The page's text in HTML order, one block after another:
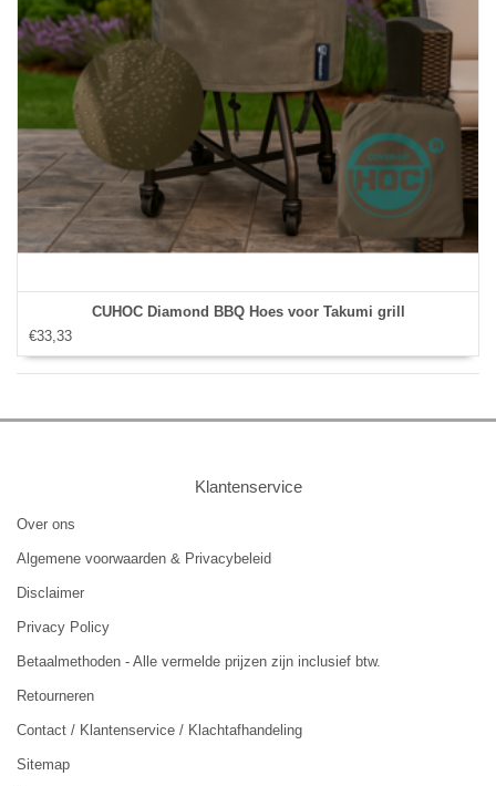
CUHOC Diamond BBQ Hoes voor Takumi grill
€33,33
Klantenservice
Over ons
Algemene voorwaarden & Privacybeleid
Disclaimer
Privacy Policy
Betaalmethoden - Alle vermelde prijzen zijn inclusief btw.
Retourneren
Contact / Klantenservice / Klachtafhandeling
Sitemap